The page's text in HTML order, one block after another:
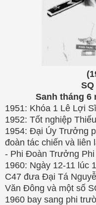
SQ
Sanh tháng 6
1951: Khóa 1 Lê Lợi
1952: Tốt nghiệp
1954: Đại Úy Trưởng
đoàn tác chiến và liên
- Phi Đoàn Trưởng
1960: Ngày 12-11 lúc
C47 đưa Đại Tá
Văn Đông và một số
1960 bay sang phi